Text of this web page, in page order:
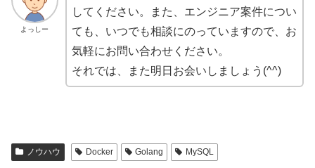
よっしー
してください。また、エンジニア案件につい
ても、いつでも相談にのっていますので、お
気軽にお問い合わせください。
それでは、また明日お会いしましょう(^^)
ノウハウ Docker Golang MySQL